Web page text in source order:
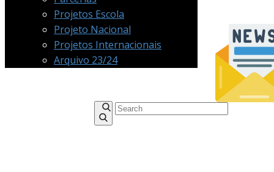
Projetos Escola
Projeto Nacional
Projetos Internacionais
Arquivo 23/24